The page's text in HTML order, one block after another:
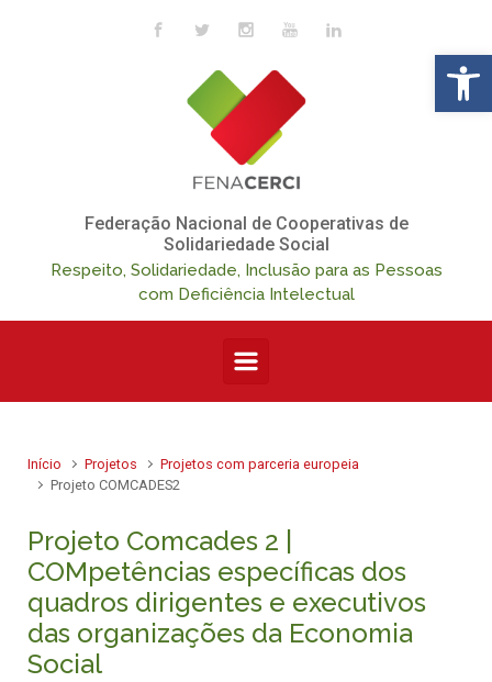
Skip to main content
Federação Nacional de Cooperativas de
Solidariedade Social
Respeito, Solidariedade, Inclusão para as Pessoas
com Deficiência Intelectual
Início Projetos
Projetos com parceria europeia
Projeto COMCADES2
Projeto Comcades 2 |
COMpetências específicas dos
quadros dirigentes e executivos
das organizações da Economia
Social